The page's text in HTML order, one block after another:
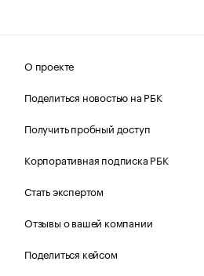
О проекте
Поделиться новостью на РБК
Получить пробный доступ
Корпоративная подписка РБК
Стать экспертом
Отзывы о вашей компании
Поделиться кейсом